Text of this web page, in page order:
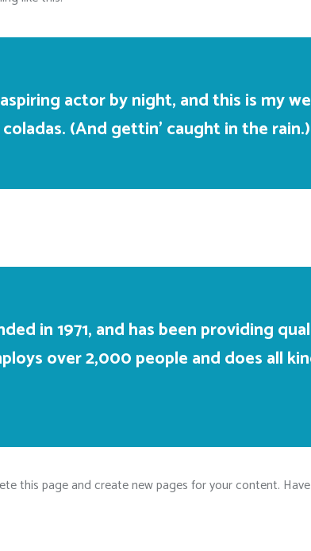
actor by night, and this is my
(And gettin’ caught in the rain.)
in 1971, and has been providing
over 2,000 people and does all
this page and create new pages for your content.